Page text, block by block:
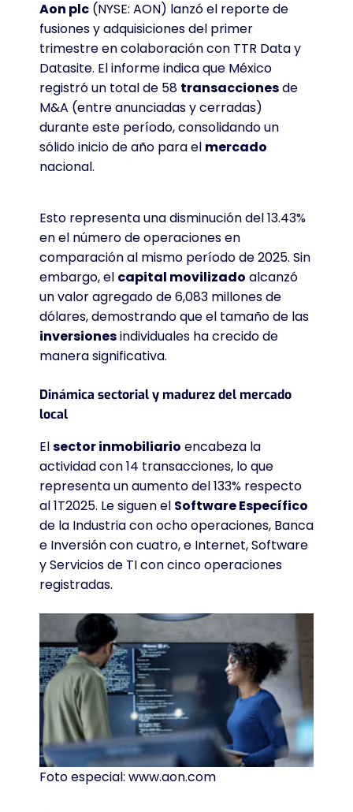
Aon plc (NYSE: AON) lanzó el reporte de
fusiones y adquisiciones del primer
trimestre en colaboración con TTR Data y
Datasite. El informe indica que México
registró un total de 58 transaccionesde
M&A (entre anunciadas y cerradas)
durante este período, consolidando un
sólido inicio de año para el mercado
nacional.
Esto representa una disminución del 13.43%
en el número de operaciones en
comparación al mismo período de 2025. Sin
embargo, el capital movilizado alcanzó
un valor agregado de 6,083 millones de
dólares, demostrando que el tamaño de las
inversionesindividuales ha crecido de
manera significativa.
Dinámica sectorial y madurez del mercado
local
Elsector inmobiliario encabeza la
actividad con 14 transacciones, lo que
representa un aumento del 133% respecto
al 1T2025. Le siguen el Software Específico
de la Industria con ocho operaciones, Banca
e Inversión con cuatro, e Internet, Software
y Servicios de TI con cinco operaciones
registradas.
Foto especial: www.aon.com